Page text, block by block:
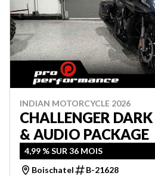
INDIAN MOTORCYCLE 2026
CHALLENGER
& AUDIO PACKAGE
4,99 % SUR 36 MOIS
Boischatel
B-21628